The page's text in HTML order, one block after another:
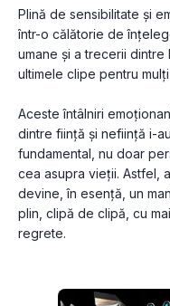
Plină de sensibilitate și
într-o călătorie de
umane și a trecerii dintre
ultimele clipe pentru
Aceste întâlniri
dintre ființă și neființă i-
fundamental, nu doar
cea asupra vieții. Astfel,
devine, în esență, un
plin, clipă de clipă, cu
regrete.